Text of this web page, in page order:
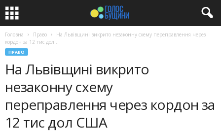
Головна Право
На Львівщині викрито незаконну схему переправлення через
кордон за 12 тис дол...
ПРАВО
На Львівщині викрито
незаконну схему
переправлення через кордон за
12 тис дол США